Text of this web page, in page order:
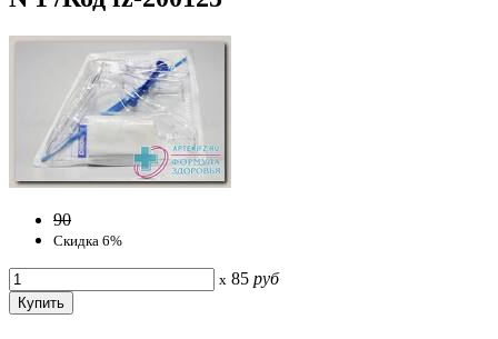
90
Скидка 6%
x 85 руб